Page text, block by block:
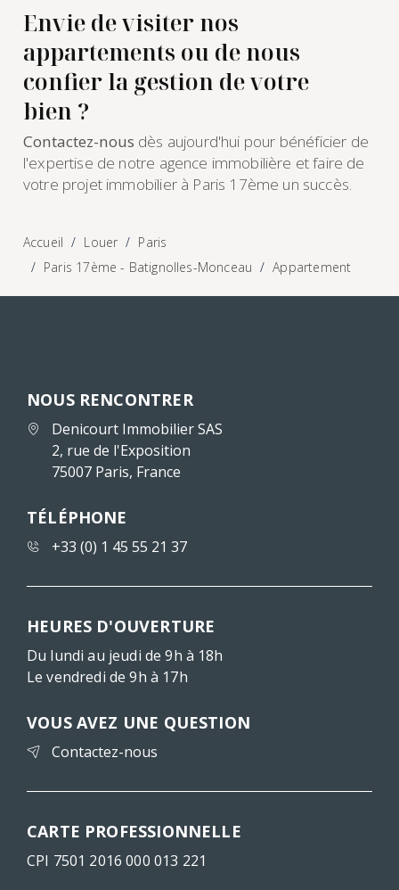
Envie de visiter nos
appartements ou de nous
confier la gestion de votre
bien ?
Contactez-nous dès aujourd'hui pour bénéficier de
l'expertise de notre agence immobilière et faire de
votre projet immobilier à Paris 17ème un succès.
Accueil Louer
Paris
Paris 17ème - Batignolles-Monceau
Appartement
NOUS RENCONTRER
Denicourt Immobilier SAS
2, rue de l'Exposition
75007 Paris, France
TÉLÉPHONE
+33 (0) 1 45 55 21 37
HEURES D'OUVERTURE
Du lundi au jeudi de 9h à 18h
Le vendredi de 9h à 17h
VOUS AVEZ UNE QUESTION
Contactez-nous
CARTE PROFESSIONNELLE
CPI 7501 2016 000 013 221